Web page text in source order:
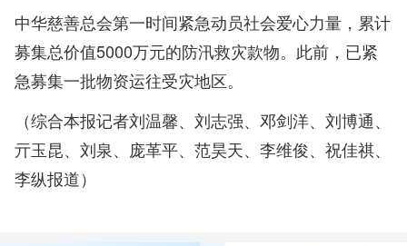
中华慈善总会第一时间紧急动员社会爱心力量，累计
募集总价值5000万元的防汛救灾款物。此前，已紧
急募集一批物资运往受灾地区。
（综合本报记者刘温馨、刘志强、邓剑洋、刘博通、
亓玉昆、刘泉、庞革平、范昊天、李维俊、祝佳祺、
李纵报道）